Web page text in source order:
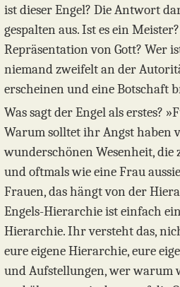
ist dieser Engel? Die Antwort
gespalten aus. Ist es ein
Repräsentation von Gott? Wer
niemand zweifelt an der
erscheinen und eine Botschaft
Was sagt der Engel als erstes?
Warum solltet ihr Angst haben
wunderschönen Wesenheit,
und oftmals wie eine Frau
Frauen, das hängt von der
Engels-Hierarchie ist einfach
Hierarchie. Ihr versteht das,
eure eigene Hierarchie, eure
und Aufstellungen, wer